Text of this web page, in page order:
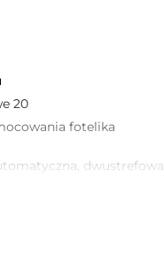
20
fotelika
dwustrefowa